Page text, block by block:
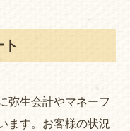
弥生会計やマネーフ
ます。お客様の状況